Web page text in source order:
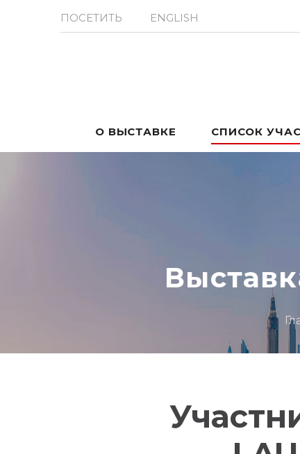
ПОСЕТИТЬ ENGLISH
О ВЫСТАВКЕ СПИСОК